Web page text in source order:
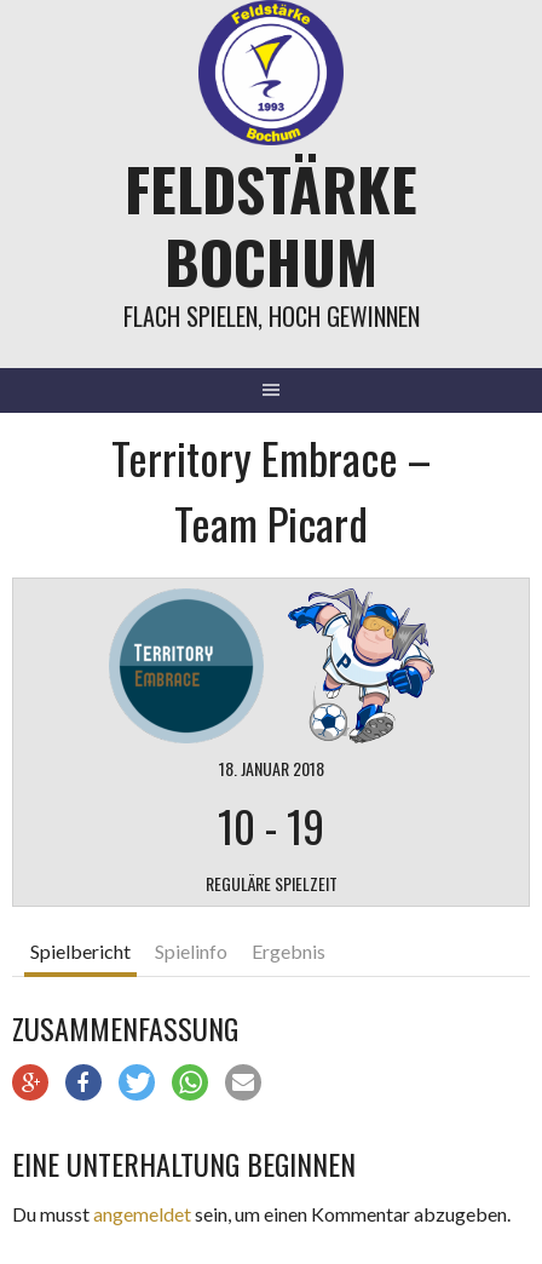
FELDSTÄRKE
BOCHUM
FLACH SPIELEN, HOCH GEWINNEN
Territory Embrace –
Team Picard
18. JANUAR 2018
10 -19
REGULÄRE SPIELZEIT
Spielbericht Spielinfo Ergebnis
ZUSAMMENFASSUNG
EINE UNTERHALTUNG BEGINNEN
Du musstangemeldetsein, um einen Kommentar abzugeben.